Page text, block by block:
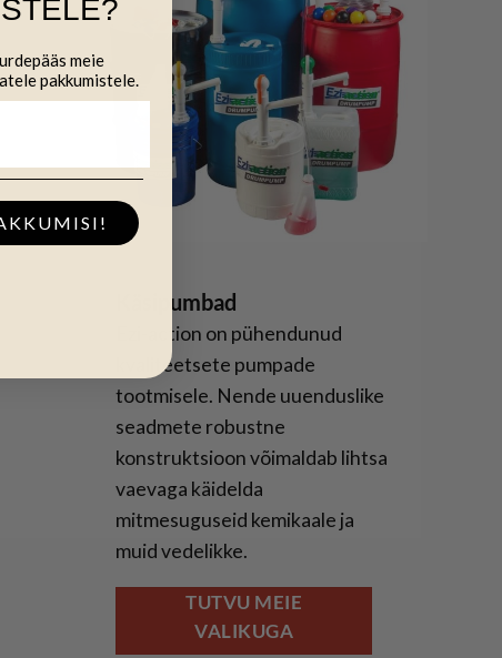
Käsipumbad
Ezi-action on pühendunud
kvaliteetsete pumpade
tootmisele. Nende uuenduslike
seadmete robustne
konstruktsioon võimaldab lihtsa
vaevaga käidelda
mitmesuguseid kemikaale ja
muid vedelikke.
TUTVU MEIE
VALIKUGA
meie
pakkumistele.